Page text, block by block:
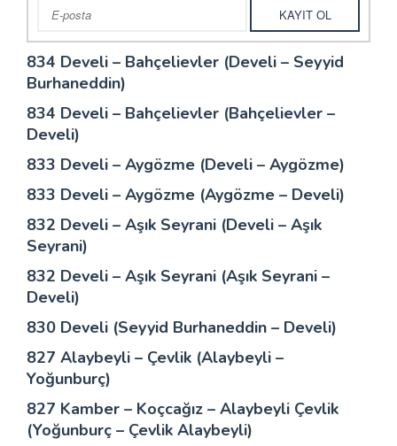
834 Develi – Bahçelievler (Develi – Seyyid
Burhaneddin)
834 Develi – Bahçelievler (Bahçelievler –
Develi)
833 Develi – Aygözme (Develi – Aygözme)
833 Develi – Aygözme (Aygözme – Develi)
832 Develi – Aşık Seyrani (Develi – Aşık
Seyrani)
832 Develi – Aşık Seyrani (Aşık Seyrani –
Develi)
830 Develi (Seyyid Burhaneddin – Develi)
827 Alaybeyli – Çevlik (Alaybeyli –
Yoğunburç)
827 Kamber – Koçcağız – Alaybeyli Çevlik
(Yoğunburç – Çevlik Alaybeyli)